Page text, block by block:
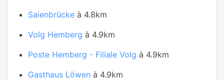
Saienbrücke à 4.8km
Volg Hemberg à 4.9km
Poste Hemberg - Filiale Volg à 4.9km
Gasthaus Löwen à 4.9km